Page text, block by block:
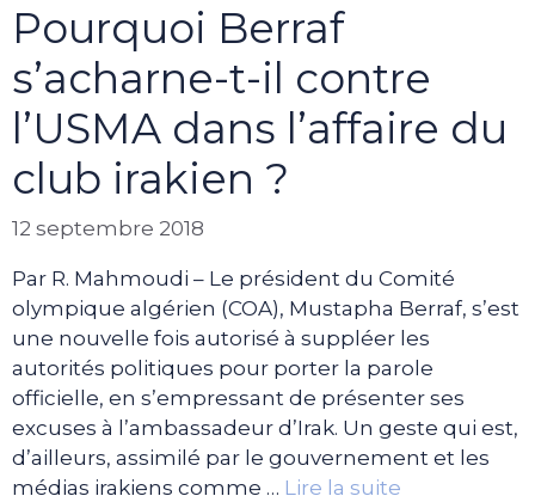
Pourquoi Berraf
s’acharne-t-il contre
l’USMA dans l’affaire du
club irakien ?
12 septembre 2018
Par R. Mahmoudi – Le président du Comité
olympique algérien (COA), Mustapha Berraf, s’est
une nouvelle fois autorisé à suppléer les
autorités politiques pour porter la parole
officielle, en s’empressant de présenter ses
excuses à l’ambassadeur d’Irak. Un geste qui est,
d’ailleurs, assimilé par le gouvernement et les
médias irakiens comme … Lire la suite